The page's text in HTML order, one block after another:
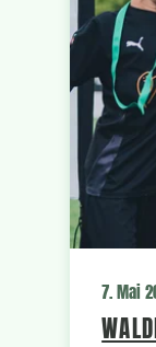
7. Mai